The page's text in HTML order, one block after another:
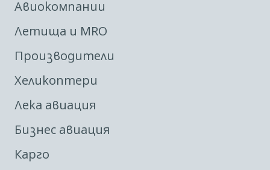
Авиокомпании
Летища и MRO
Производители
Хеликоптери
Лека авиация
Бизнес авиация
Карго